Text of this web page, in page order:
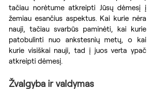
tačiau norėtume atkreipti Jūsų dėmesį į
žemiau esančius aspektus. Kai kurie nėra
nauji, tačiau svarbūs paminėti, kai kurie
patobulinti nuo ankstesnių metų, o kai
kurie visiškai nauji, tad į juos verta ypač
atkreipti dėmesį.
Žvalgyba ir valdymas